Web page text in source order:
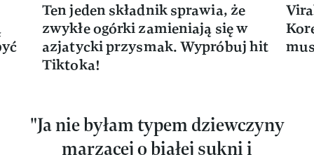
Ten jeden składnik sprawia, że
zwykłe ogórki zamieniają się w
azjatycki przysmak. Wypróbuj hit
Tiktoka!
"Ja nie byłam typem dziewczyny
marzącej o białej sukni i